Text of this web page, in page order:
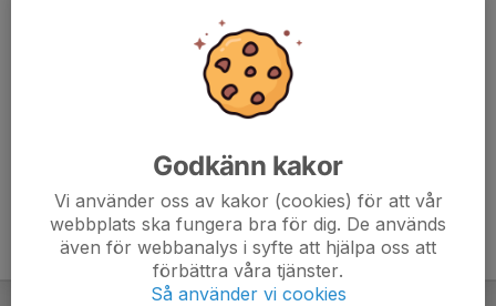
Godkänn kakor
Vi använder oss av kakor (cookies) för att vår
webbplats ska fungera bra för dig. De används
även för webbanalys i syfte att hjälpa oss att
förbättra våra tjänster.
Så använder vi cookies